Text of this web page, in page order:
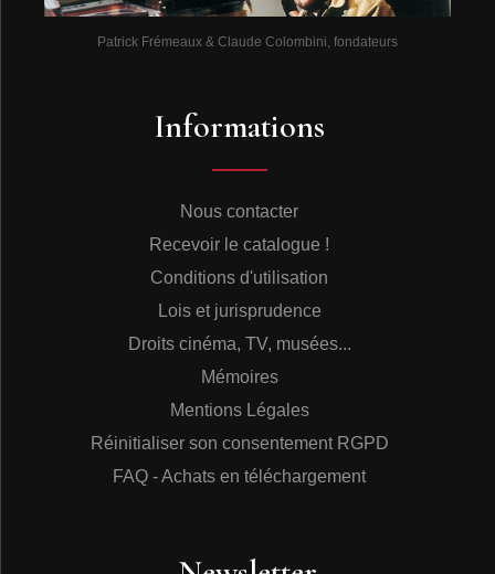
Patrick Frémeaux & Claude Colombini, fondateurs
Informations
Nous contacter
Recevoir le catalogue !
Conditions d'utilisation
Lois et jurisprudence
Droits cinéma, TV, musées...
Mémoires
Mentions Légales
Réinitialiser son consentement RGPD
FAQ - Achats en téléchargement